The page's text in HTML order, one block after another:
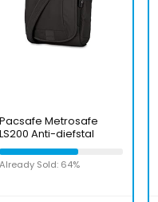
Pacsafe Metrosafe
LS200 Anti-diefstal
nylon schoudertas voor
dames en heren,
schoudertas met
Already Sold: 64%